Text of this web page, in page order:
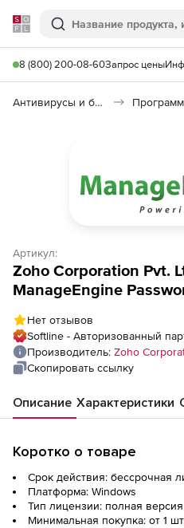
Softline
Поиск
8 (800) 200-08-60Запрос цены
Антивирусы и безопасность
Артикул:
Zoho Corporation Pvt.
ManageEngine
Language Standard
Installation), fee for
(unrestricted resources
Нет отзывов
Softline - Авторизованный
Производитель: Zoho
Скопировать ссылку
Описание Характеристики
Коротко о товаре
Срок действия: бессрочная
Платформа: Windows
Тип лицензии: полная версия
Минимальная покупка: от 1 шт.